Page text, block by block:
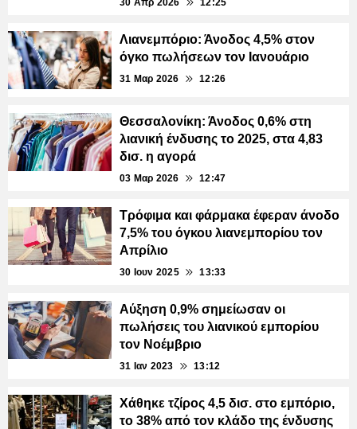
30 Απρ 2026 12:25
Λιανεμπόριο: Άνοδος 4,5% στον
όγκο πωλήσεων τον Ιανουάριο
31 Μαρ 2026 12:26
Θεσσαλονίκη: Άνοδος 0,6% στη
λιανική ένδυσης το 2025, στα 4,83
δισ. η αγορά
03 Μαρ 2026 12:47
Τρόφιμα και φάρμακα έφεραν άνοδο
7,5% του όγκου λιανεμπορίου τον
Απρίλιο
30 Ιουν 2025 13:33
Αύξηση 0,9% σημείωσαν οι
πωλήσεις του λιανικού εμπορίου
τον Νοέμβριο
31 Ιαν 2023 13:12
Χάθηκε τζίρος 4,5 δισ. στο εμπόριο,
το 38% από τον κλάδο της ένδυσης